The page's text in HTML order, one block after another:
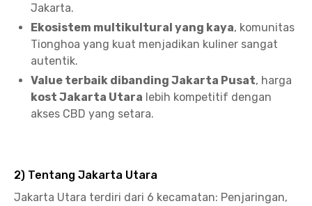
Jakarta.
Ekosistem multikultural yang kaya, komunitas
Tionghoa yang kuat menjadikan kuliner sangat
autentik.
Value terbaik dibanding Jakarta Pusat, harga
kost Jakarta Utara lebih kompetitif dengan
akses CBD yang setara.
2) Tentang Jakarta Utara
Jakarta Utara terdiri dari 6 kecamatan: Penjaringan,